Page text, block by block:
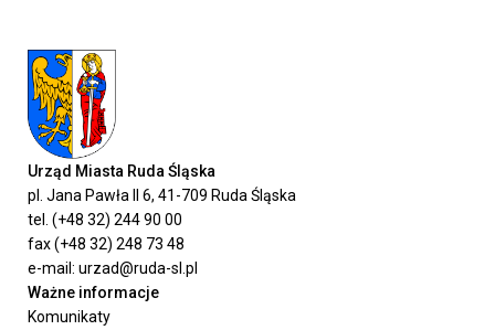
Urząd Miasta Ruda Śląska
pl. Jana Pawła II 6, 41-709 Ruda Śląska
tel. (+48 32) 244 90 00
fax (+48 32) 248 73 48
e-mail: urzad@ruda-sl.pl
Ważne informacje
Komunikaty